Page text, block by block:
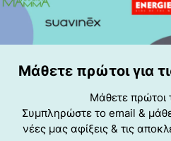
Μάθετε πρώτοι για
Μάθετε πρώτοι
Συμπληρώστε το email &
νέες μας αφίξεις & τις